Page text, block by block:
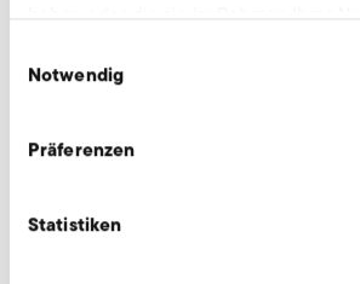
Notwendig
Präferenzen
Statistiken
Wir beraten individuell und nach